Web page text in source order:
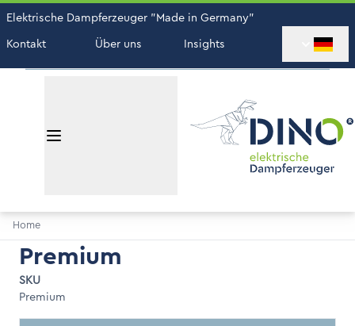
Elektrische Dampferzeuger "Made in Germany"
Kontakt
Über uns Insights
Home
Premium
SKU
Premium